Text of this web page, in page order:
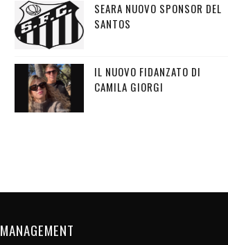
SEARA NUOVO SPONSOR DEL
SANTOS
IL NUOVO FIDANZATO DI
CAMILA GIORGI
MANAGEMENT